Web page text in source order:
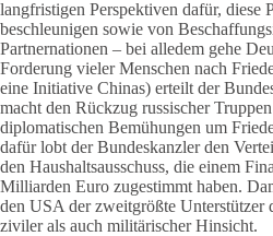
langfristigen Perspektiven dafür, diese
beschleunigen sowie von
Partnernationen – bei alledem gehe
Forderung vieler Menschen nach
eine Initiative Chinas) erteilt der
macht den Rückzug russischer
diplomatischen Bemühungen um
dafür lobt der Bundeskanzler den
den Haushaltsausschuss, die einem
Milliarden Euro zugestimmt haben.
den USA der zweitgrößte Unterstützer
ziviler als auch militärischer Hinsicht.